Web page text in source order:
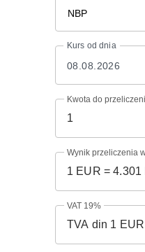
Kurs od dnia
Kwota do
Wynik przeliczenia
VAT 19%